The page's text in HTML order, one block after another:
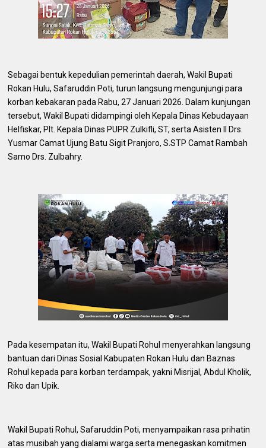
Sebagai bentuk kepedulian pemerintah daerah, Wakil Bupati
Rokan Hulu, Safaruddin Poti, turun langsung mengunjungi para
korban kebakaran pada Rabu, 27 Januari 2026. Dalam kunjungan
tersebut, Wakil Bupati didampingi oleh Kepala Dinas Kebudayaan
Helfiskar, Plt. Kepala Dinas PUPR Zulkifli, ST, serta Asisten II Drs.
Yusmar Camat Ujung Batu Sigit Pranjoro, S.STP Camat Rambah
Samo Drs. Zulbahry.
Pada kesempatan itu, Wakil Bupati Rohul menyerahkan langsung
bantuan dari Dinas Sosial Kabupaten Rokan Hulu dan Baznas
Rohul kepada para korban terdampak, yakni Misrijal, Abdul Kholik,
Riko dan Upik.
Wakil Bupati Rohul, Safaruddin Poti, menyampaikan rasa prihatin
atas musibah yang dialami warga serta menegaskan komitmen